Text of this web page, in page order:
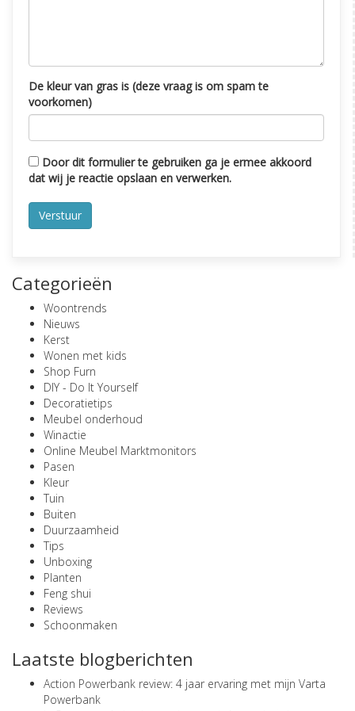
De kleur van gras is (deze vraag is om spam te
voorkomen)
Door dit formulier te gebruiken ga je ermee akkoord
dat wij je reactie opslaan en verwerken.
Categorieën
Woontrends
Nieuws
Kerst
Wonen met kids
Shop Furn
DIY - Do It Yourself
Decoratietips
Meubel onderhoud
Winactie
Online Meubel Marktmonitors
Pasen
Kleur
Tuin
Buiten
Duurzaamheid
Tips
Unboxing
Planten
Feng shui
Reviews
Schoonmaken
Laatste blogberichten
Action Powerbank review: 4 jaar ervaring met mijn Varta
Powerbank